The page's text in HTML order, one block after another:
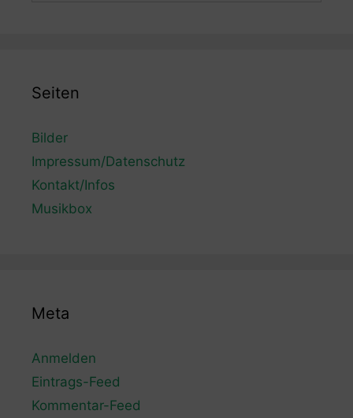
Seiten
Bilder
Impressum/Datenschutz
Kontakt/Infos
Musikbox
Meta
Anmelden
Eintrags-Feed
Kommentar-Feed